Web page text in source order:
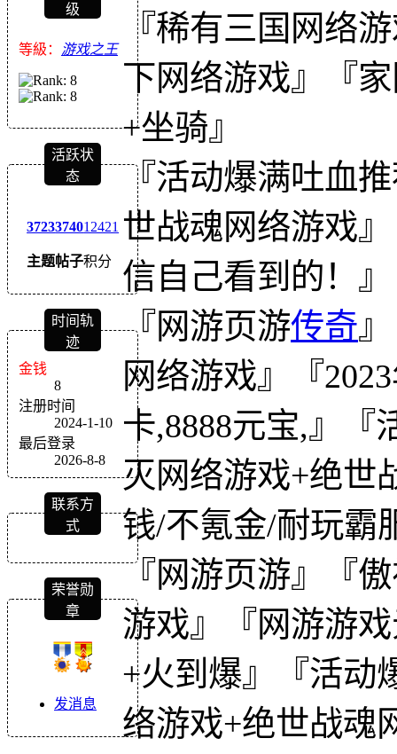
级
等級： 游戏之王
活跃状
态
3723
主题
3740
帖子
12421
积分
时间轨
迹
金钱
8
注册时间
2024-1-10
最后登录
2026-8-8
联系方
式
荣誉勋
章
发消息
『稀有三国网络
下网络游戏』『
+坐骑』
『活动爆满吐血
世战魂网络游戏
信自己看到的！』
『网游页游传奇
网络游戏』『
卡,8888元宝,』『
灭网络游戏+绝世
钱/不氪金/耐玩霸
『网游页游』『
游戏』『网游游戏
+火到爆』『活动
络游戏+绝世战魂